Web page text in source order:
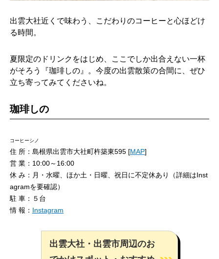
出雲大社近くで味わう、こだわりのコーヒーと心ほどけ
る時間。
夏限定のドリンクをはじめ、ここでしか出合えない一杯
がそろう『珈琲しの』。今度の出雲散策の合間に、ぜひ
立ち寄ってみてくださいね。
珈琲しの
コーヒーシノ
住 所：島根県出雲市大社町杵築東595 [MAP]
営 業：10:00～16:00
休 み：月・水曜、ほか土・日曜、祝日に不定休あり（詳細はInst
agramを要確認）
駐 車：５台
情 報： Instagram
出雲大社・出雲市周辺のお